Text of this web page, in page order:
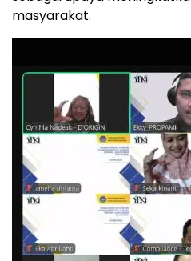
masyarakat.